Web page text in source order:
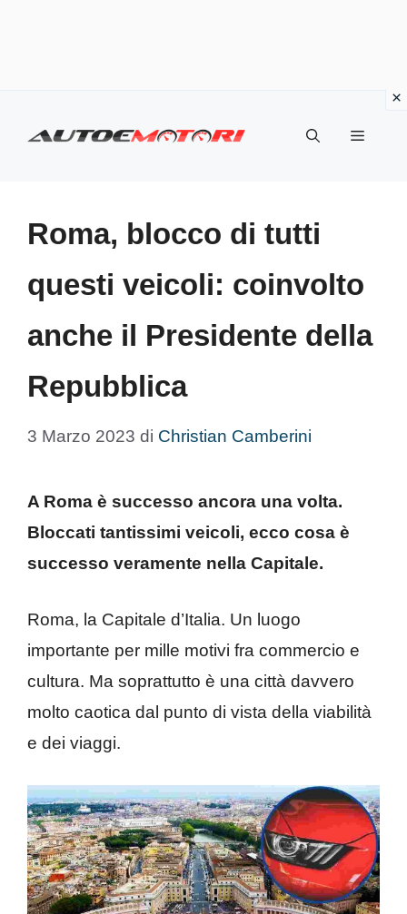
Menu
Roma, blocco di tutti
questi veicoli: coinvolto
anche il Presidente della
Repubblica
3 Marzo 2023 di Christian Camberini
A Roma è successo ancora una volta.
Bloccati tantissimi veicoli, ecco cosa è
successo veramente nella Capitale.
Roma, la Capitale d’Italia. Un luogo
importante per mille motivi fra commercio e
cultura. Ma soprattutto è una città davvero
molto caotica dal punto di vista della viabilità
e dei viaggi.